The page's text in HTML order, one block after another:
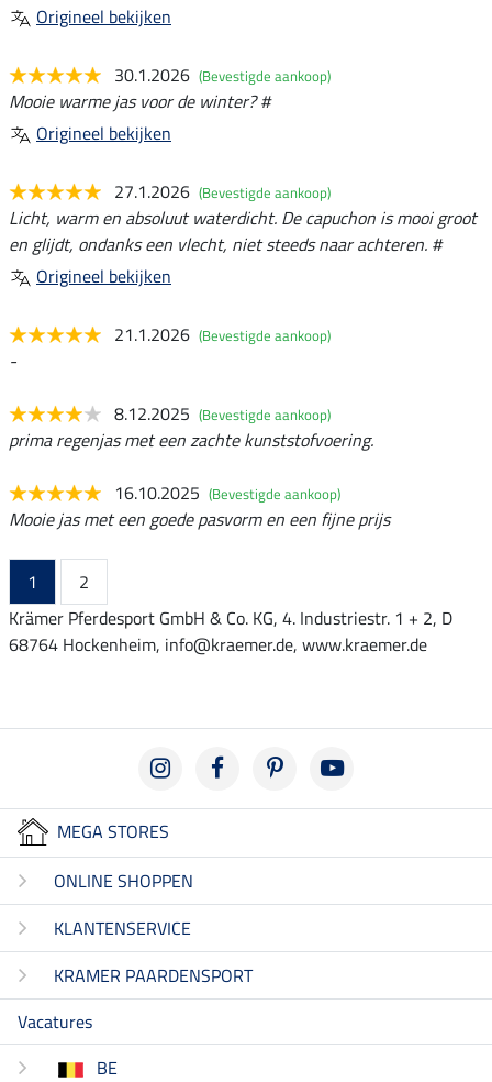
Origineel bekijken
30.1.2026 (Bevestigde aankoop)
Mooie warme jas voor de winter? #
Origineel bekijken
27.1.2026 (Bevestigde aankoop)
Licht, warm en absoluut waterdicht. De capuchon is mooi groot
en glijdt, ondanks een vlecht, niet steeds naar achteren. #
Origineel bekijken
21.1.2026 (Bevestigde aankoop)
-
8.12.2025 (Bevestigde aankoop)
prima regenjas met een zachte kunststofvoering.
16.10.2025 (Bevestigde aankoop)
Mooie jas met een goede pasvorm en een fijne prijs
1
2
Krämer Pferdesport GmbH & Co. KG, 4. Industriestr. 1 + 2, D
68764 Hockenheim, info@kraemer.de, www.kraemer.de
MEGA STORES
ONLINE SHOPPEN
KLANTENSERVICE
KRAMER PAARDENSPORT
Vacatures
BE